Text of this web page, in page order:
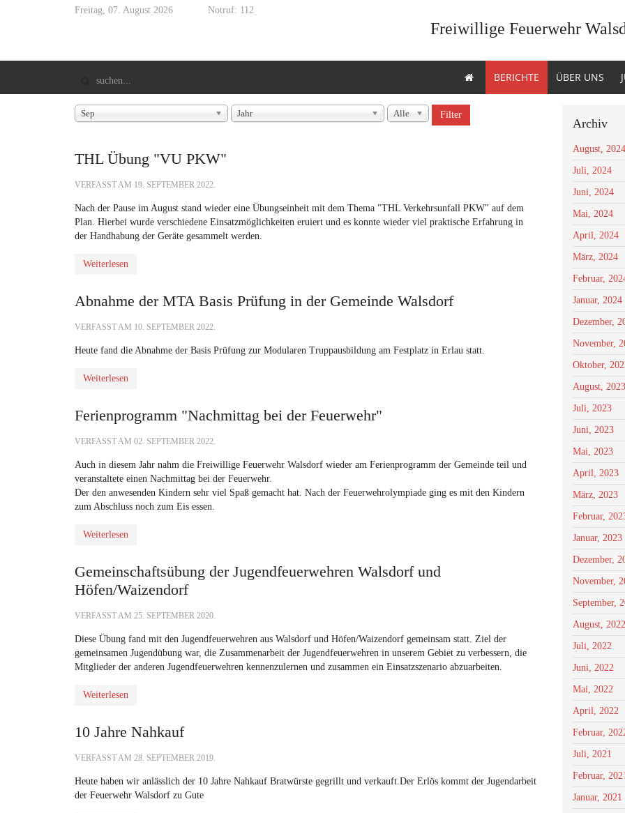
Freitag, 07. August 2026 Notruf: 112
Freiwillige Feuerwehr
BERICHTE ÜBER UNS
Sep Jahr Alle Filter
THL Übung "VU PKW"
VERFASST AM 19. SEPTEMBER 2022.
Nach der Pause im August stand wieder eine Übungseinheit mit dem Thema "THL Verkehrsunfall PKW" auf dem
Plan. Hierbei wurde verschiedene Einsatzmöglichkeiten eruiert und es konnte wieder viel praktische Erfahrung in
der Handhabung der Geräte gesammelt werden.
Weiterlesen
Abnahme der MTA Basis Prüfung in der Gemeinde Walsdorf
VERFASST AM 10. SEPTEMBER 2022.
Heute fand die Abnahme der Basis Prüfung zur Modularen Truppausbildung am Festplatz in Erlau statt.
Weiterlesen
Ferienprogramm "Nachmittag bei der Feuerwehr"
VERFASST AM 02. SEPTEMBER 2022.
Auch in diesem Jahr nahm die Freiwillige Feuerwehr Walsdorf wieder am Ferienprogramm der Gemeinde teil und
veranstaltete einen Nachmittag bei der Feuerwehr.
Der den anwesenden Kindern sehr viel Spaß gemacht hat. Nach der Feuerwehrolympiade ging es mit den Kindern
zum Abschluss noch zum Eis essen.
Weiterlesen
Gemeinschaftsübung der Jugendfeuerwehren Walsdorf und
Höfen/Waizendorf
VERFASST AM 25. SEPTEMBER 2020.
Diese Übung fand mit den Jugendfeuerwehren aus Walsdorf und Höfen/Waizendorf gemeinsam statt. Ziel der
gemeinsamen Jugendübung war, die Zusammenarbeit der Jugendfeuerwehren in unserem Gebiet zu verbessern, die
Mitglieder der anderen Jugendfeuerwehren kennenzulernen und zusammen ein Einsatzszenario abzuarbeiten.
Weiterlesen
10 Jahre Nahkauf
VERFASST AM 28. SEPTEMBER 2019.
Heute haben wir anlässlich der 10 Jahre Nahkauf Bratwürste gegrillt und verkauft.Der Erlös kommt der Jugendarbeit
der Feuerwehr Walsdorf zu Gute
Archiv
August, 2024
Juli, 2024
Juni, 2024
Mai, 2024
April, 2024
März, 2024
Februar,
Januar, 2024
Dezember,
November,
Oktober,
August, 2023
Juli, 2023
Juni, 2023
Mai, 2023
April, 2023
März, 2023
Februar,
Januar, 2023
Dezember,
November,
September,
August, 2022
Juli, 2022
Juni, 2022
Mai, 2022
April, 2022
Februar,
Juli, 2021
Februar,
Januar, 2021